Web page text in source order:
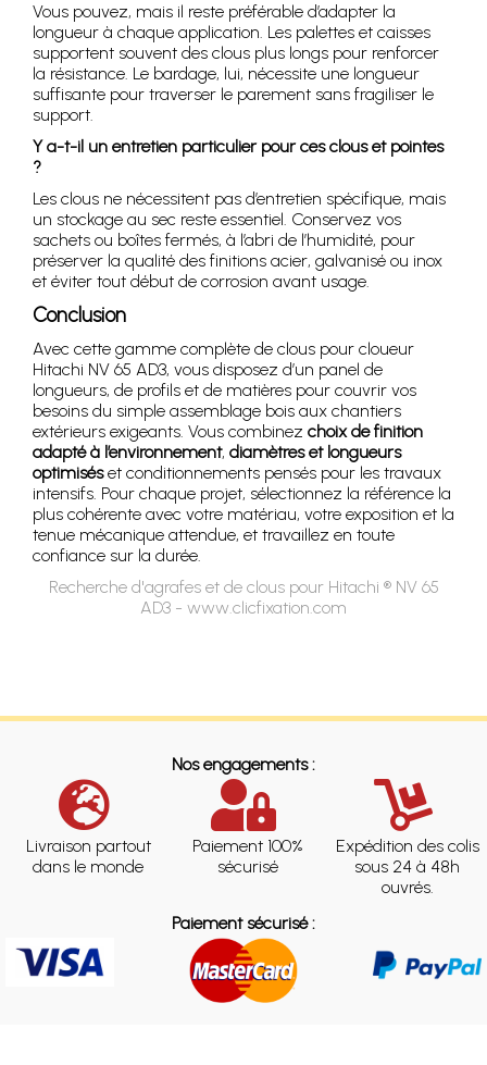
Vous pouvez, mais il reste préférable d’adapter la
longueur à chaque application. Les palettes et caisses
supportent souvent des clous plus longs pour renforcer
la résistance. Le bardage, lui, nécessite une longueur
suffisante pour traverser le parement sans fragiliser le
support.
Y a-t-il un entretien particulier pour ces clous et pointes
?
Les clous ne nécessitent pas d’entretien spécifique, mais
un stockage au sec reste essentiel. Conservez vos
sachets ou boîtes fermés, à l’abri de l’humidité, pour
préserver la qualité des finitions acier, galvanisé ou inox
et éviter tout début de corrosion avant usage.
Conclusion
Avec cette gamme complète de clous pour cloueur
Hitachi NV 65 AD3, vous disposez d’un panel de
longueurs, de profils et de matières pour couvrir vos
besoins du simple assemblage bois aux chantiers
extérieurs exigeants. Vous combinez choix de finition
adapté à l’environnement, diamètres et longueurs
optimiséset conditionnements pensés pour les travaux
intensifs. Pour chaque projet, sélectionnez la référence la
plus cohérente avec votre matériau, votre exposition et la
tenue mécanique attendue, et travaillez en toute
confiance sur la durée.
Recherche d'agrafes et de clous pour Hitachi ® NV 65
AD3 - www.clicfixation.com
Nos engagements :
Livraison partout
dans le monde
Paiement 100%
sécurisé
Expédition des colis
sous 24 à 48h
ouvrés.
Paiement sécurisé :